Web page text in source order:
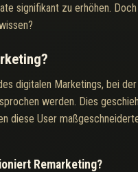
signifikant zu erhöhen.
digitalen Marketings, bei
werden. Dies
diese User
Remarketing?